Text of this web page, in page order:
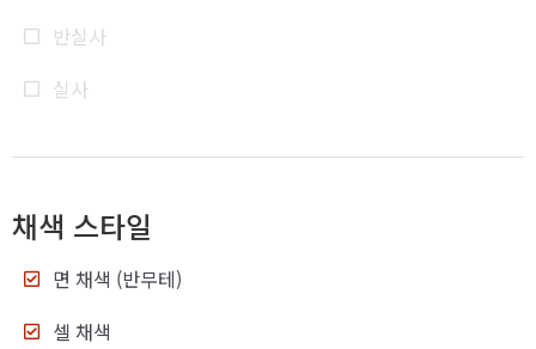
반실사
실사
채색 스타일
면 채색 (반무테)
셀 채색